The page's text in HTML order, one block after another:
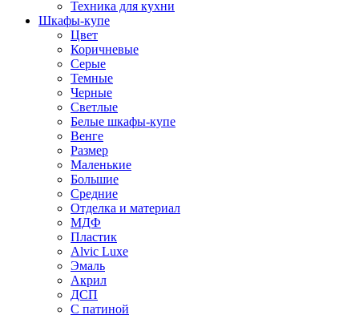
Техника для кухни
Шкафы-купе
Цвет
Коричневые
Серые
Темные
Черные
Светлые
Белые шкафы-купе
Венге
Размер
Маленькие
Большие
Средние
Отделка и материал
МДФ
Пластик
Alvic Luxe
Эмаль
Акрил
ДСП
С патиной